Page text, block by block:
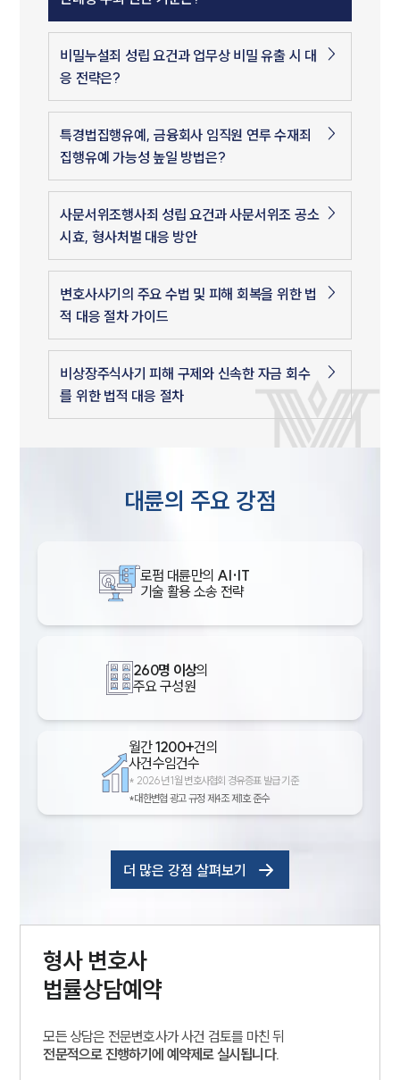
비밀누설죄 성립 요건과 업무상 비밀 유출 시 대
응 전략은?
특경법집행유예, 금융회사 임직원 연루 수재죄
집행유예 가능성 높일 방법은?
사문서위조행사죄 성립 요건과 사문서위조 공소
시효, 형사처벌 대응 방안
변호사사기의 주요 수법 및 피해 회복을 위한 법
적 대응 절차 가이드
비상장주식사기 피해 구제와 신속한 자금 회수
를 위한 법적 대응 절차
대륜의 주요 강점
로펌 대륜만의 AI·IT
기술 활용 소송 전략
260명 이상의
주요 구성원
월간1200+건의
사건수임건수
* 2026년 1월 변호사협회 경유증표 발급 기준
*대한변협 광고 규정 제4조 제1호 준수
더 많은 강점 살펴보기
형사변호사
법률상담예약
모든 상담은 전문변호사가 사건 검토를 마친 뒤
전문적으로 진행하기에 예약제로 실시됩니다.